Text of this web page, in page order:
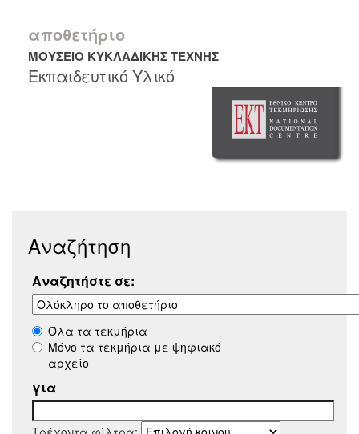
αποθετήριο
ΜΟΥΣΕΙΟ ΚΥΚΛΑΔΙΚΗΣ ΤΕΧΝΗΣ
Εκπαιδευτικό Υλικό
Αναζήτηση
Αναζητήστε σε:
Όλα τα τεκμήρια
Μόνο τα τεκμήρια με ψηφιακό
αρχείο
για